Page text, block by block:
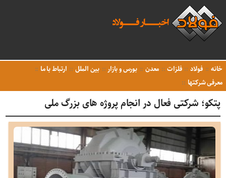
خانه فولاد فلزات معدن بورس و بازار بین الملل
ارتباط با ما
معرفی شرکتها
پتکو؛ شرکتی فعال در انجام پروژه های بزرگ ملی